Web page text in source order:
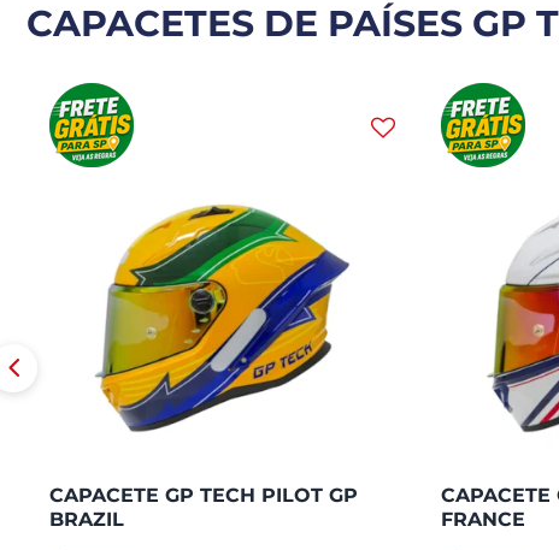
CAPACETES DE PAÍSES GP
CAPACETE GP TECH PILOT GP
BRAZIL
CAPACETE
FRANCE